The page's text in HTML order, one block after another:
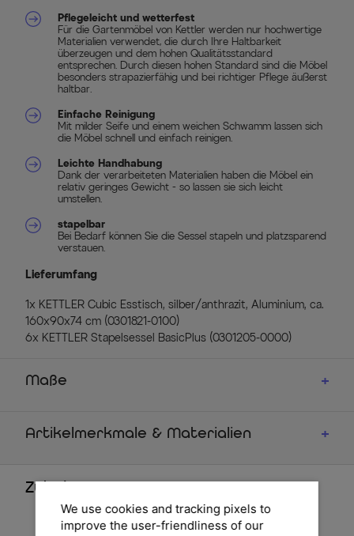
Pflegeleicht und wetterfest
Für die Gartenmöbel von Kettler werden nur hochwertige
Materialien verwendet, die durch Ihre Haltbarkeit
überzeugen und dem hohen Qualitätsstandard
entsprechen. Durch diesen hohen Standard sind die Möbel
besonders strapazierfähig und bei richtiger Pflege äußerst
haltbar.
Einfache Reinigung
Mit milder Seife und einem weichen Schwamm lassen sich
die Möbel schnell und einfach reinigen.
Leichte Handhabung
Dank der verarbeiteten Materialien haben die Möbel ein
relativ geringes Gewicht - so lassen sie sich leicht
umstellen.
stapelbar
Bei Bedarf können Sie die Sessel stapeln und platzsparend
verstauen.
Lieferumfang
1x KETTLER Cubic Esstisch, silber/anthrazit, Aluminium, ca.
160x90x74 cm (0301821-0100)
6x KETTLER Stapelsessel BasicPlus (0301205-0000)
Maße
Artikelmerkmale & Materialien
Zubehör
We use cookies and tracking pixels to
improve the user-friendliness of our